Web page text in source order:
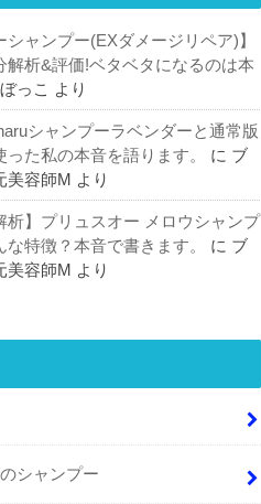
シャンプー(EXダメージリペア)】
解析&評価!ベタベタになるのは本
っこ より
シャンプーラベンダーと通常版
た私の本音を語ります。
に ブ
容師M より
析】プリュスオー メロウシャンプ
特徴？本音で書きます。
に ブ
容師M より
シャンプー